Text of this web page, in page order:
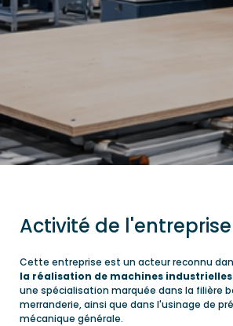
Activité de l'entreprise
Cette entreprise est un acteur reconnu
la réalisation de machines
une spécialisation marquée dans la filière
merranderie, ainsi que dans l'usinage de
mécanique générale.